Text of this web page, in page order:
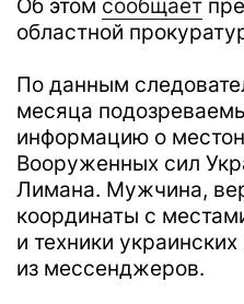
Об этом сообщает
областной
По данным
месяца
информацию о
Вооруженных сил
Лимана. Мужчина,
координаты с
и техники
из мессенджеров.